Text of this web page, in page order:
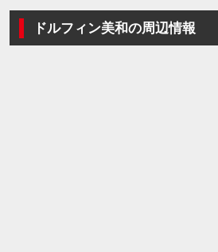
ドルフィン美和の周辺情報